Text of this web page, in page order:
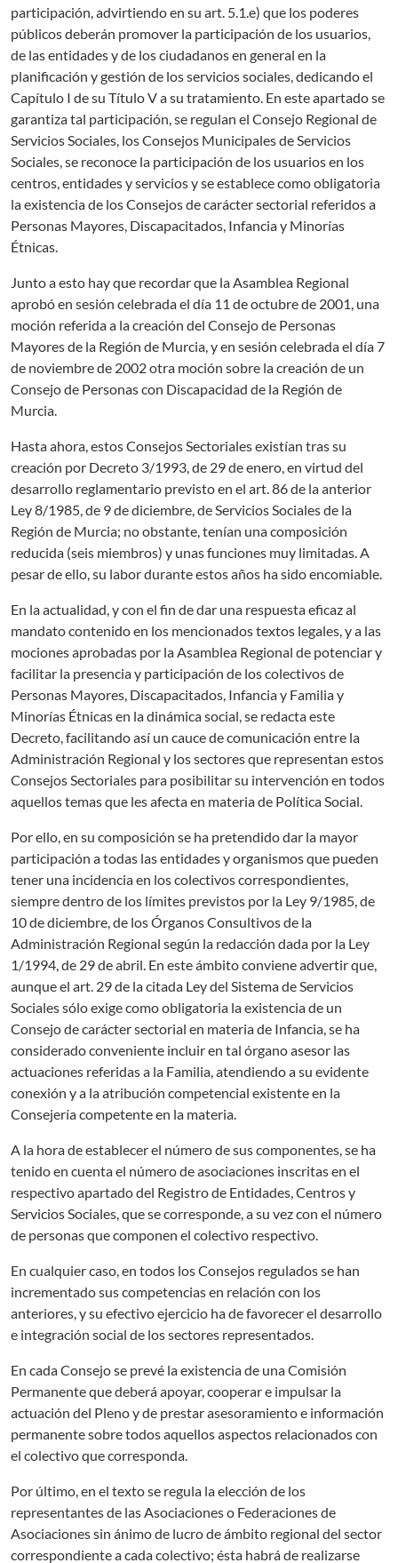
participación, advirtiendo en su art. 5.1.e) que los poderes
públicos deberán promover la participación de los usuarios,
de las entidades y de los ciudadanos en general en la
planificación y gestión de los servicios sociales, dedicando el
Capítulo I de su Título V a su tratamiento. En este apartado se
garantiza tal participación, se regulan el Consejo Regional de
Servicios Sociales, los Consejos Municipales de Servicios
Sociales, se reconoce la participación de los usuarios en los
centros, entidades y servicios y se establece como obligatoria
la existencia de los Consejos de carácter sectorial referidos a
Personas Mayores, Discapacitados, Infancia y Minorías
Étnicas.
Junto a esto hay que recordar que la Asamblea Regional
aprobó en sesión celebrada el día 11 de octubre de 2001, una
moción referida a la creación del Consejo de Personas
Mayores de la Región de Murcia, y en sesión celebrada el día 7
de noviembre de 2002 otra moción sobre la creación de un
Consejo de Personas con Discapacidad de la Región de
Murcia.
Hasta ahora, estos Consejos Sectoriales existían tras su
creación por Decreto 3/1993, de 29 de enero, en virtud del
desarrollo reglamentario previsto en el art. 86 de la anterior
Ley 8/1985, de 9 de diciembre, de Servicios Sociales de la
Región de Murcia; no obstante, tenían una composición
reducida (seis miembros) y unas funciones muy limitadas. A
pesar de ello, su labor durante estos años ha sido encomiable.
En la actualidad, y con el fin de dar una respuesta eficaz al
mandato contenido en los mencionados textos legales, y a las
mociones aprobadas por la Asamblea Regional de potenciar y
facilitar la presencia y participación de los colectivos de
Personas Mayores, Discapacitados, Infancia y Familia y
Minorías Étnicas en la dinámica social, se redacta este
Decreto, facilitando así un cauce de comunicación entre la
Administración Regional y los sectores que representan estos
Consejos Sectoriales para posibilitar su intervención en todos
aquellos temas que les afecta en materia de Política Social.
Por ello, en su composición se ha pretendido dar la mayor
participación a todas las entidades y organismos que pueden
tener una incidencia en los colectivos correspondientes,
siempre dentro de los límites previstos por la Ley 9/1985, de
10 de diciembre, de los Órganos Consultivos de la
Administración Regional según la redacción dada por la Ley
1/1994, de 29 de abril. En este ámbito conviene advertir que,
aunque el art. 29 de la citada Ley del Sistema de Servicios
Sociales sólo exige como obligatoria la existencia de un
Consejo de carácter sectorial en materia de Infancia, se ha
considerado conveniente incluir en tal órgano asesor las
actuaciones referidas a la Familia, atendiendo a su evidente
conexión y a la atribución competencial existente en la
Consejería competente en la materia.
A la hora de establecer el número de sus componentes, se ha
tenido en cuenta el número de asociaciones inscritas en el
respectivo apartado del Registro de Entidades, Centros y
Servicios Sociales, que se corresponde, a su vez con el número
de personas que componen el colectivo respectivo.
En cualquier caso, en todos los Consejos regulados se han
incrementado sus competencias en relación con los
anteriores, y su efectivo ejercicio ha de favorecer el desarrollo
e integración social de los sectores representados.
En cada Consejo se prevé la existencia de una Comisión
Permanente que deberá apoyar, cooperar e impulsar la
actuación del Pleno y de prestar asesoramiento e información
permanente sobre todos aquellos aspectos relacionados con
el colectivo que corresponda.
Por último, en el texto se regula la elección de los
representantes de las Asociaciones o Federaciones de
Asociaciones sin ánimo de lucro de ámbito regional del sector
correspondiente a cada colectivo; ésta habrá de realizarse